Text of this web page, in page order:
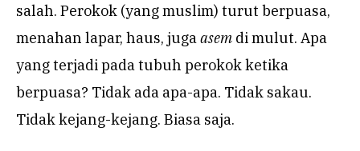
salah. Perokok (yang muslim) turut berpuasa,
menahan lapar, haus, jugaasem di mulut. Apa
yang terjadi pada tubuh perokok ketika
berpuasa? Tidak ada apa-apa. Tidak sakau.
Tidak kejang-kejang. Biasa saja.